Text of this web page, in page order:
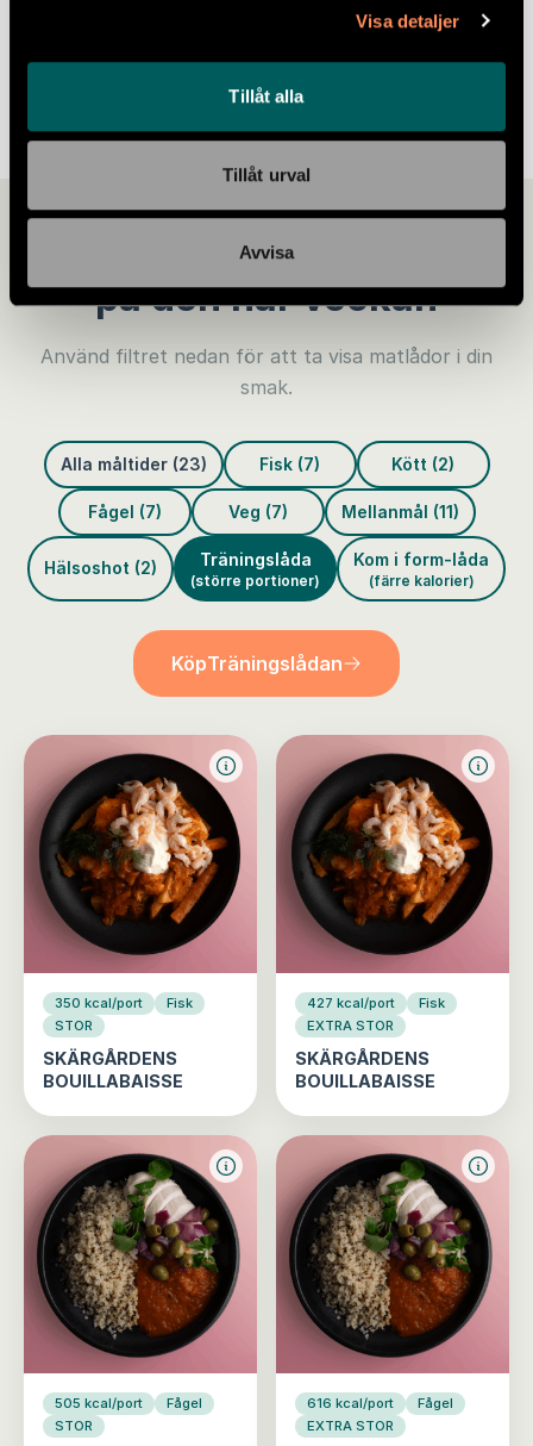
Visa detaljer
Tillåt alla
Tillåt urval
Avvisa
Pris:42kr/portion
Maträtterna du kan välja
på den här veckan
Använd filtret nedan för att ta visa matlådor i din
smak.
Alla måltider (23) Fisk (7) Kött (2)
Fågel (7) Veg (7) Mellanmål (11)
Hälsoshot (2) Träningslåda
(större portioner)
Kom i form-låda
(färre kalorier)
KöpTräningslådan
350 kcal/port
Fisk
STOR
SKÄRGÅRDENS
BOUILLABAISSE
427 kcal/port
Fisk
EXTRA STOR
SKÄRGÅRDENS
BOUILLABAISSE
505 kcal/port
Fågel
STOR
616 kcal/port
Fågel
EXTRA STOR